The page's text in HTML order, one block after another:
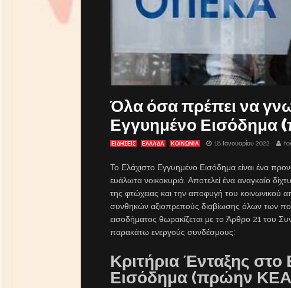
Όλα όσα πρέπει να
Εγγυημένο
ΕΙΔΗΣΕΙΣ ΕΛΛΑΔΑ ΚΟΙΝΩΝΙΑ 18 Ιανουαρίου 2022
Το Ελάχιστο Εγγυημένο Εισόδημα είναι ένα
ευάλωτα νοικοκυριά. Αποτελεί ένα αναγκαίο
της φτώχειας και την αποφυγή του κοινωνικού
συνθηκών αξιοπρεπούς διαβίωσης όλων των
εισοδήματος θωρακίζεται με το Άρθρο 21 του
παρακάτω ενεργούς συνδέσμους:
Κριτήρια Ένταξης
Εισόδημα (πρώην